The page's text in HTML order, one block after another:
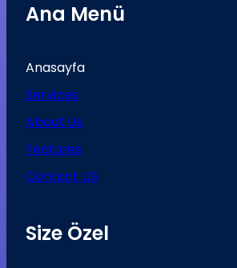
Ana Menü
Anasayfa
Services
About Us
Features
Contact US
Size Özel